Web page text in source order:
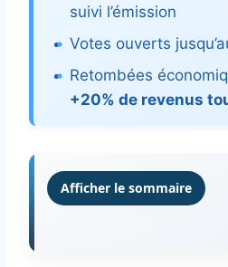
suivi l’émission
Votes ouverts
Retombées
+20% de revenus
Afficher le sommaire